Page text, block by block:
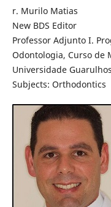
r. Murilo Matias
New BDS Editor
Professor Adjunto I.
Odontologia, Curso de
Universidade
Subjects: Orthodontics